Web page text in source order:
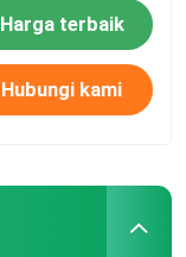
Harga terbaik
Hubungi kami